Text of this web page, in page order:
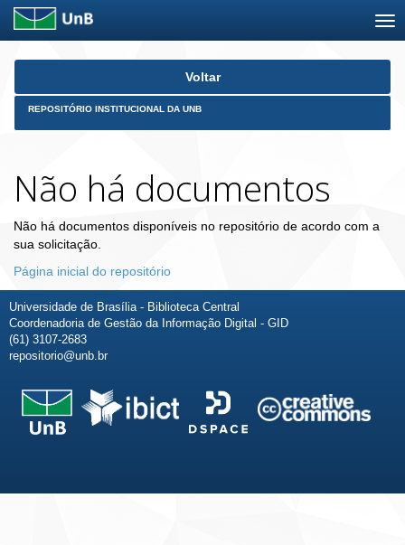
Skip
Voltar
REPOSITÓRIO INSTITUCIONAL DA UNB
Não há documentos
Não há documentos disponíveis no repositório de acordo com a
sua solicitação.
Página inicial do repositório
Universidade de Brasília - Biblioteca Central
Coordenadoria de Gestão da Informação Digital - GID
(61) 3107-2683
repositorio@unb.br